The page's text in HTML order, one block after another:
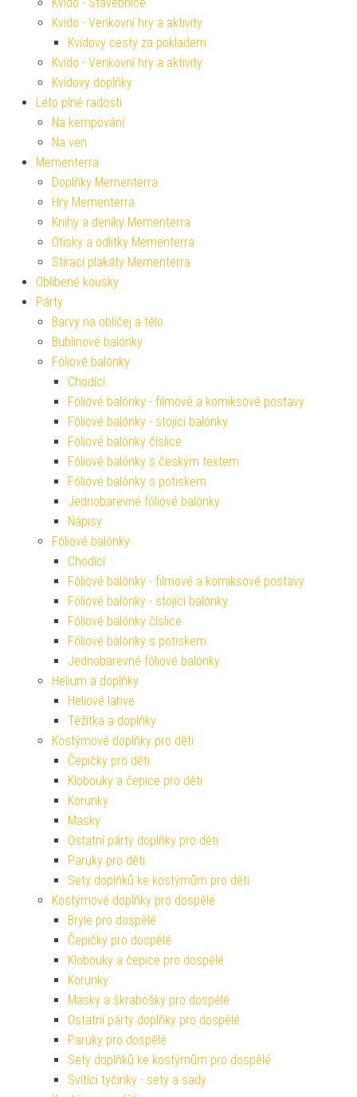
Kvído - Venkovní hry a aktivity
Kvídovy cesty za pokladem
Kvído - Venkovní hry a aktivity
Kvídovy doplňky
Léto plné radosti
Na kempování
Na ven
Mementerra
Doplňky Mementerra
Hry Mementerra
Knihy a deníky Mementerra
Otisky a odlitky Mementerra
Stírací plakáty Mementerra
Oblíbené kousky
Párty
Barvy na obličej a tělo
Bublinové balónky
Fóliové balónky
Chodící
Fóliové balónky - filmové a komiksové postavy
Fóliové balónky - stojící balónky
Fóliové balónky číslice
Fóliové balónky s českým textem
Fóliové balónky s potiskem
Jednobarevné fóliové balónky
Nápisy
Fóliové balónky
Chodící
Fóliové balónky - filmové a komiksové postavy
Fóliové balónky - stojící balónky
Fóliové balónky číslice
Fóliové balónky s potiskem
Jednobarevné fóliové balónky
Helium a doplňky
Heliové lahve
Těžítka a doplňky
Kostýmové doplňky pro děti
Čepičky pro děti
Klobouky a čepice pro děti
Korunky
Masky
Ostatní párty doplňky pro děti
Paruky pro děti
Sety doplňků ke kostýmům pro děti
Kostýmové doplňky pro dospělé
Brýle pro dospělé
Čepičky pro dospělé
Klobouky a čepice pro dospělé
Korunky
Masky a škrabošky pro dospělé
Ostatní párty doplňky pro dospělé
Paruky pro dospělé
Sety doplňků ke kostýmům pro dospělé
Svítící tyčinky - sety a sady